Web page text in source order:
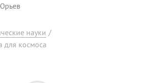
науки /
для космоса